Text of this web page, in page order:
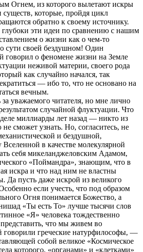
Огнем, из которого вылетают искры
которые, пройдя цикл
обратно к своему источнику.
глубоки эти идеи по сравнению с нашим
о жизни как о чем-то
сути своей бездушном! Один
говорил о феномене жизни на Земле
неживой материи, своего рода
как случайно начался, так
— ибо то, что не основано на
вечным.
уважаемого читателя, но мне лично
случайной флуктуации. Что
миллиарды лет назад — никто из
не сможет узнать. Но, согласитесь, не
и бездушной,
в качестве молекулярной
себя микеланджеловским Адамом,
«Поймандра», знающим, что в
искра и что над ним не властны
Да пусть даже искрой из великого
если учесть, что под образом
Огня понимается Божество, а
«Ты есть То» лучше тысячи слов
«Я» человека тождественно
что мы живем во
говорили греческие натурфилософы, —
собой великое «Космическое
которого, «органами» и «клетками»